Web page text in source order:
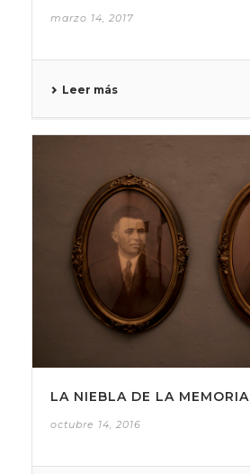
marzo 14, 2017
Leer más
LA NIEBLA DE LA MEMORIA
octubre 14, 2016